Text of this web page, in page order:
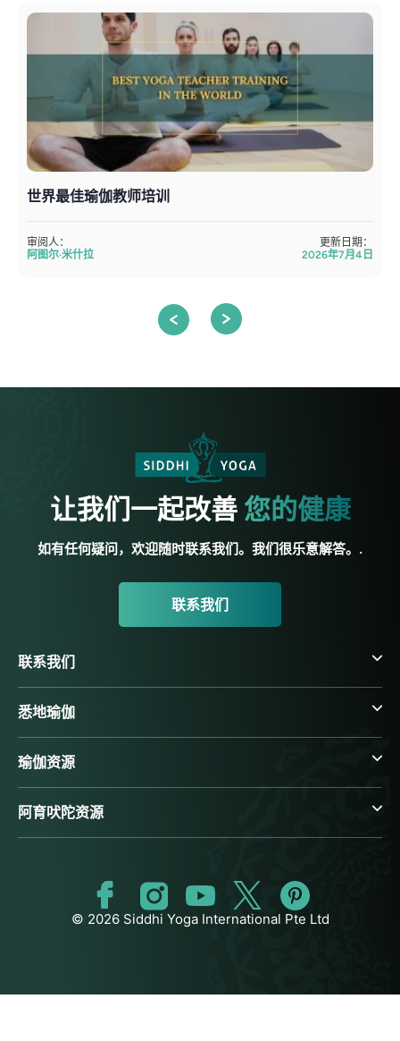
世界最佳瑜伽教师培训
审阅人：
阿图尔·米什拉
更新日期：
2026年7月4日
让我们一起改善 您的健康
如有任何疑问，欢迎随时联系我们。我们很乐意解答。.
联系我们
联系我们
悉地瑜伽
瑜伽资源
阿育吠陀资源
© 2026 Siddhi Yoga International Pte Ltd